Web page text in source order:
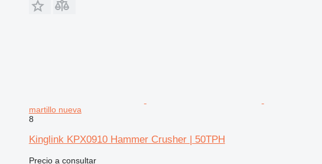
martillo nueva
8
Kinglink KPX0910 Hammer Crusher | 50TPH
Precio a consultar